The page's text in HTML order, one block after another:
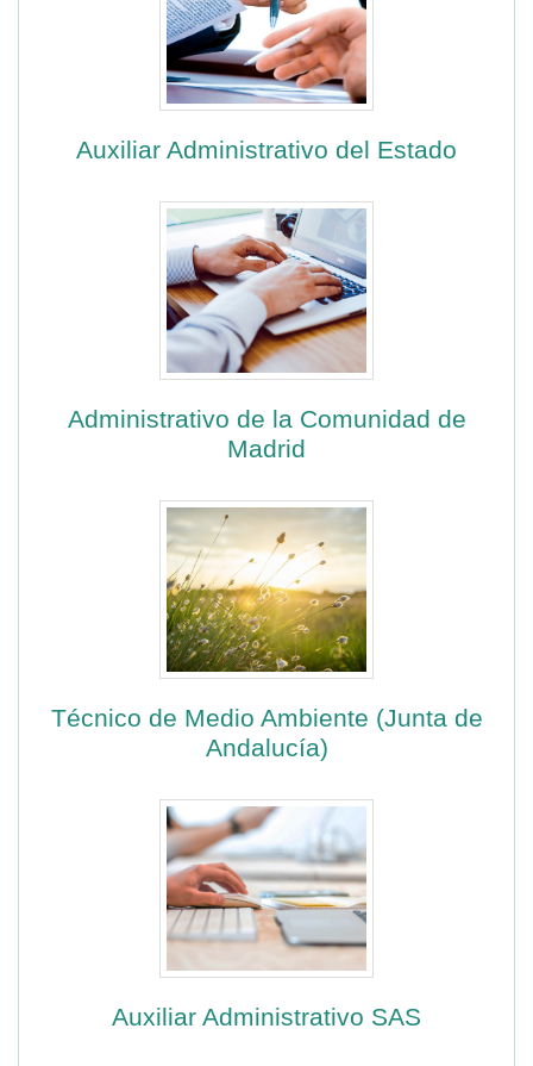
Auxiliar Administrativo del Estado
Administrativo de la Comunidad de
Madrid
Técnico de Medio Ambiente (Junta de
Andalucía)
Auxiliar Administrativo SAS